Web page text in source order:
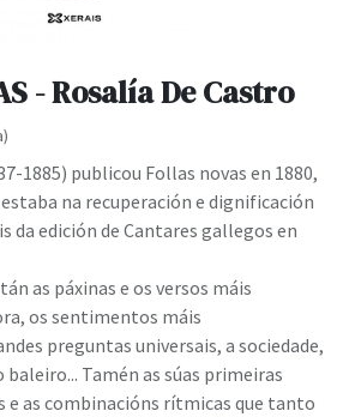
- Rosalía De Castro
1885) publicou Follas novas en 1880,
na recuperación e dignificación
da edición de Cantares gallegos en
as páxinas e os versos máis
os sentimentos máis
preguntas universais, a sociedade,
Tamén as súas primeiras
as combinacións rítmicas que tanto